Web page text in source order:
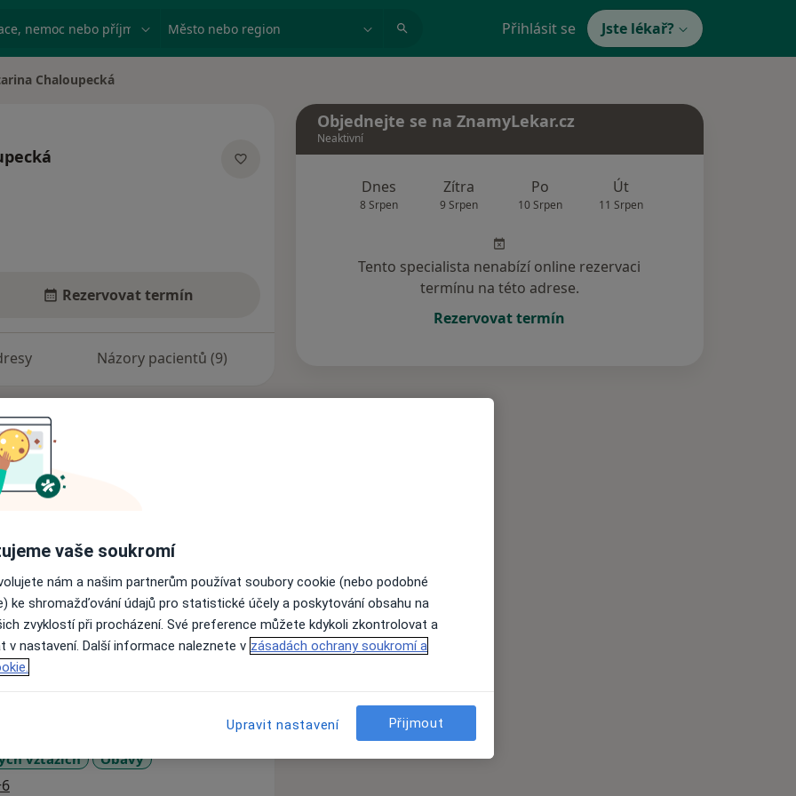
nemoc nebo příjmení Město nebo region Přihlásit se Jste lékař?
Chaloupecká
Rezervovat termín
Názory pacientů (9)
a poskytuji dlouhodobou terapii.
situaci, řeší vztahové problémy,
klientům, jenž hledají svoji životní
V neziskovém sektoru pracuji s
zasaženými válečným traumatem.
výcviku ve skupinové
psychoanalýzy (IAPSA).
vztazích
Obavy
a11y_sr_more_diseases
Objednejte se na ZnamyLekar.cz
Neaktivní
Dnes
8 Srpen
Zítra
9 Srpen
Po
10 Srpen
Út
11 Srpen
Tento specialista nenabízí online rezervaci
termínu na této adrese.
Rezervovat termín
vaše soukromí
nám a našim partnerům používat soubory cookie (nebo podobné
ke shromažďování údajů pro statistické účely a poskytování obsahu na
zvyklostí při procházení. Své preference můžete kdykoli zkontrolovat a
v nastavení. Další informace naleznete v zásadách ochrany soukromí a
Upravit nastavení Přijmout